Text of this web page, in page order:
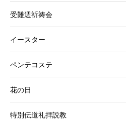
受難週祈祷会
イースター
ペンテコステ
花の日
特別伝道礼拝説教